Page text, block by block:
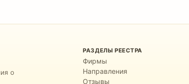
о
РАЗДЕЛЫ РЕЕСТРА
Фирмы
Направления
Отзывы